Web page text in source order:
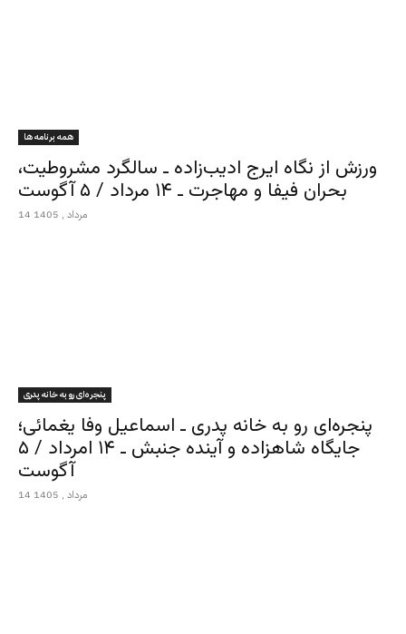
همه برنامه ها
ورزش از نگاه ایرج ادیب‌زاده ـ سالگرد مشروطیت،
بحران فیفا و مهاجرت ـ ۱۴ مرداد / ۵ آگوست
14 مرداد , 1405
پنجره‌ای رو به خانه پدری
پنجره‌ای رو به خانه پدری ـ اسماعیل وفا یغمائی؛
جایگاه شاهزاده و آینده جنبش ـ ۱۴ امرداد / ۵
آگوست
14 مرداد , 1405